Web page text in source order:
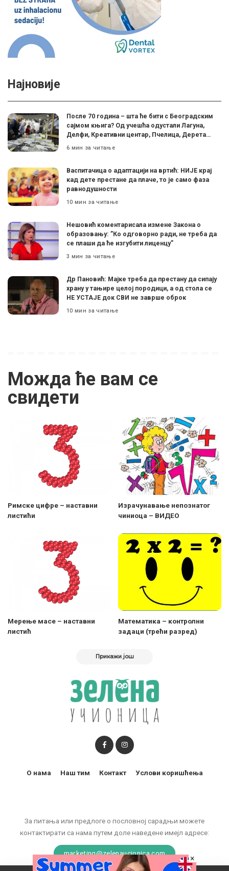
Најновије
После 70 година – шта ће бити с Београдским
сајмом књига? Од учешћа одустали Лагуна,
Делфи, Креативни центар, Пчелица, Дерета…
6 мин за читање
Васпитачица о адаптацији на вртић: НИЈЕ крај
кад дете престане да плаче, то је само фаза
равнодушности
10 мин за читање
Нешовић коментарисала измене Закона о
образовању: ”Ко одговорно ради, не треба да
се плаши да ће изгубити лиценцу”
3 мин за читање
Др Пановић: Мајке треба да престану да сипају
храну у тањире целој породици, а од стола се
НЕ УСТАЈЕ док СВИ не заврше оброк
10 мин за читање
Можда ће вам се
свидети
Римске цифре – наставни
листићи
Израчунавање непознатог
чиниоца – ВИДЕО
Мерење масе – наставни
листић
Maтематика – контролни
задаци (трећи разред)
Прикажи још
За питања или предлоге о пословној сарадњи можете
контактирати са нама путем доле наведене имејл адресе:
marketing@zelenaucionica.com
О нама Наш тим Контакт Услови коришћења
×